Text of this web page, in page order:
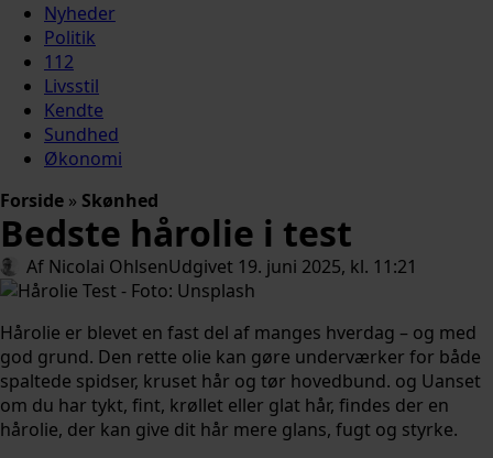
Nyheder
Politik
112
Livsstil
Kendte
Sundhed
Økonomi
Forside » Skønhed
Bedste hårolie i test
Af Nicolai OhlsenUdgivet 19. juni 2025, kl. 11:21
Hårolie er blevet en fast del af manges hverdag – og med
god grund. Den rette olie kan gøre underværker for både
spaltede spidser, kruset hår og tør hovedbund. og Uanset
om du har tykt, fint, krøllet eller glat hår, findes der en
hårolie, der kan give dit hår mere glans, fugt og styrke.